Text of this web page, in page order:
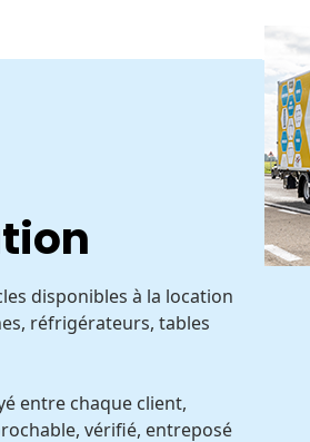
disponibles à la location
réfrigérateurs, tables
entre chaque client,
vérifié, entreposé